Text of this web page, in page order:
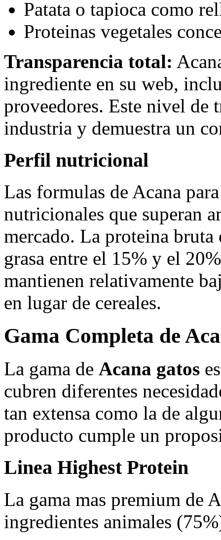
Patata o tapioca como
Proteinas vegetales
Transparencia total:
ingrediente en su web,
proveedores. Este nivel de
industria y demuestra un
Perfil nutricional
Las formulas de Acana
nutricionales que superan
mercado. La proteina
grasa entre el 15% y el
mantienen relativamente
en lugar de cereales.
Gama Completa de
La gama de Acana gatos
cubren diferentes
tan extensa como la de
producto cumple un
Linea Highest Protein
La gama mas premium de
ingredientes animales